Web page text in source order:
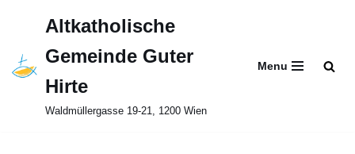
Inhalt
springen
Altkatholische
Gemeinde Guter
Hirte
Waldmüllergasse 19-21, 1200 Wien
Menu